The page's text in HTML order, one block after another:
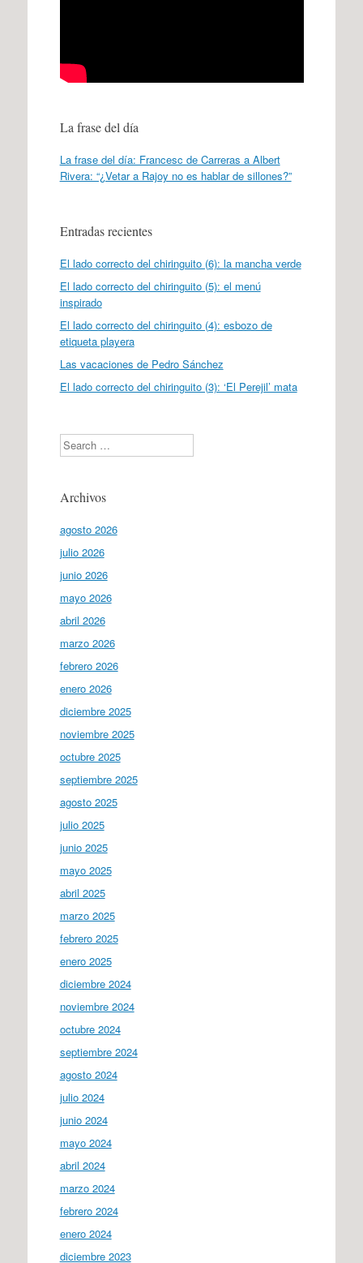
La frase del día
La frase del día: Francesc de Carreras a Albert
Rivera: “¿Vetar a Rajoy no es hablar de sillones?”
Entradas recientes
El lado correcto del chiringuito (6): la mancha verde
El lado correcto del chiringuito (5): el menú
inspirado
El lado correcto del chiringuito (4): esbozo de
etiqueta playera
Las vacaciones de Pedro Sánchez
El lado correcto del chiringuito (3): ‘El Perejil’ mata
Search
Archivos
agosto 2026
julio 2026
junio 2026
mayo 2026
abril 2026
marzo 2026
febrero 2026
enero 2026
diciembre 2025
noviembre 2025
octubre 2025
septiembre 2025
agosto 2025
julio 2025
junio 2025
mayo 2025
abril 2025
marzo 2025
febrero 2025
enero 2025
diciembre 2024
noviembre 2024
octubre 2024
septiembre 2024
agosto 2024
julio 2024
junio 2024
mayo 2024
abril 2024
marzo 2024
febrero 2024
enero 2024
diciembre 2023